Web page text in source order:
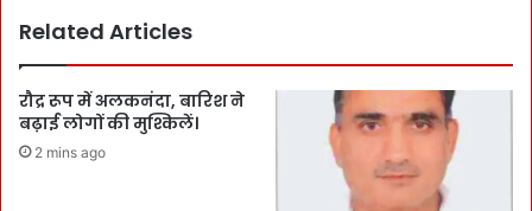
Related Articles
रौद्र रूप में अलकनंदा, बारिश ने
बढ़ाई लोगों की मुश्किलें।
2 mins ago